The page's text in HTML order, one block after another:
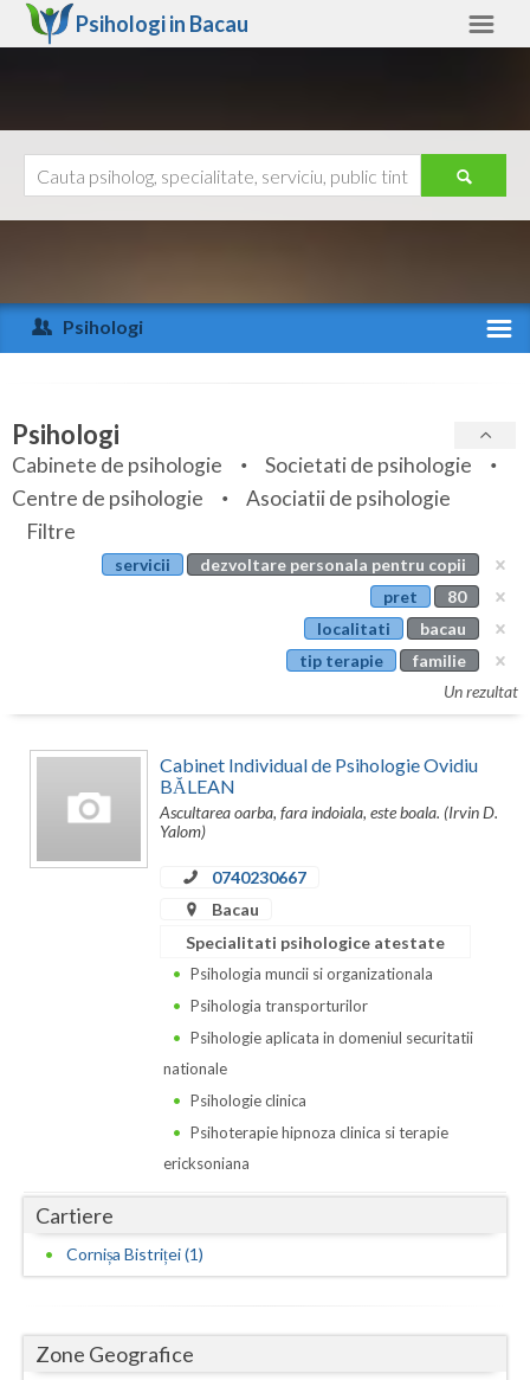
Psihologi in Bacau
Arad
Arges
Bihor
Bistrita-Nasaud
Botosani
Caras-Severin
Gorj
Harghita
Ialomita
Ajutor
Psihologi
Specialitati
Servicii
Articole
Evenimente
Psihologi
Cabinete de psihologie
Societati de psihologie
Centre de psihologie
Asociatii de psihologie
Filtre
servicii
dezvoltare personala pentru copii
pret
80
localitati
bacau
tip terapie
familie
Un rezultat
Cabinet Individual de Psihologie Ovidiu
BĂLEAN
Ascultarea oarba, fara indoiala, este boala. (Irvin D.
Yalom)
0740230667
Bacau
Specialitati psihologice atestate
Psihologia muncii si organizationala
Psihologia transporturilor
Psihologie aplicata in domeniul securitatii
nationale
Psihologie clinica
Psihoterapie hipnoza clinica si terapie
ericksoniana
Cartiere
Cornișa Bistriței (1)
Zone Geografice